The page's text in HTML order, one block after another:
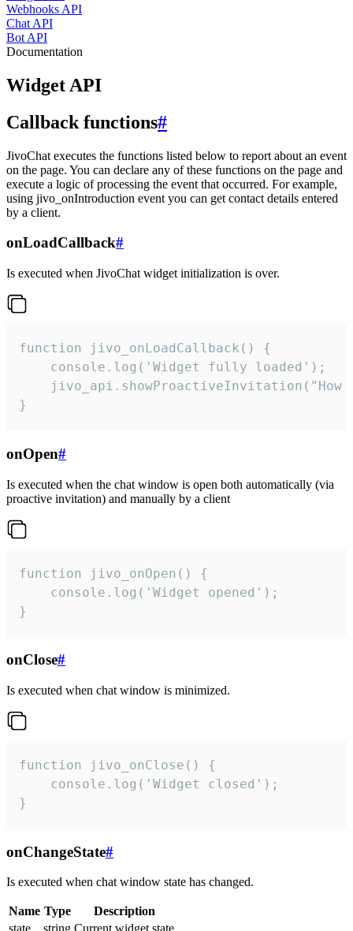
Webhooks API
Chat API
Bot API
Documentation
Widget API
Callback functions#
JivoChat executes the functions listed below to report about an event
on the page. You can declare any of these functions on the page and
execute a logic of processing the event that occurred. For example,
using jivo_onIntroduction event you can get contact details entered
by a client.
onLoadCallback#
Is executed when JivoChat widget initialization is over.
function jivo_onLoadCallback() {
    console.log('Widget fully loaded');
jivo_api.showProactiveInvitation("How
}
onOpen#
Is executed when the chat window is open both automatically (via
proactive invitation) and manually by a client
function jivo_onOpen() {
    console.log('Widget opened');
}
onClose#
Is executed when chat window is minimized.
function jivo_onClose() {
    console.log('Widget closed');
}
onChangeState#
Is executed when chat window state has changed.
Name Type
Description